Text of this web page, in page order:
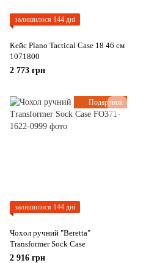
залишилося 144 дні
Кейс Plano Tactical Case 18 46 см
1071800
2 773 грн
Подарунок
залишилося 144 дні
Чохол ручний "Beretta"
Transformer Sock Case
2 916 грн